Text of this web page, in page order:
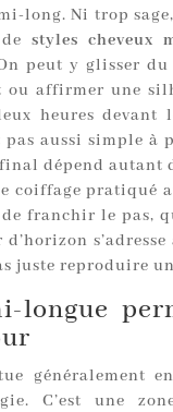
long. Ni trop
styles cheveux
peut y glisser
affirmer une
heures
aussi simple à
dépend autant
coiffage pratiqué
franchir le pas,
d’horizon
juste reproduire
longue
généralement
C’est une